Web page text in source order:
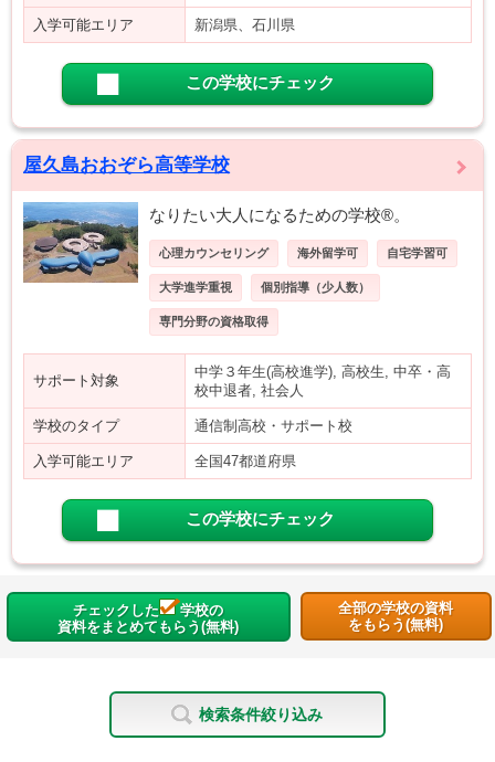
入学可能エリア 新潟県、石川県
この学校にチェック
屋久島おおぞら高等学校
なりたい大人になるための学校®。
心理カウンセリング 海外留学可 自宅学習可
大学進学重視 個別指導（少人数）
専門分野の資格取得
サポート対象
中学３年生(高校進学), 高校生, 中卒・高
校中退者, 社会人
学校のタイプ 通信制高校・サポート校
入学可能エリア 全国47都道府県
この学校にチェック
チェックした
学校の
資料をまとめてもらう(無料)
全部の学校の資料
をもらう(無料)
検索条件絞り込み